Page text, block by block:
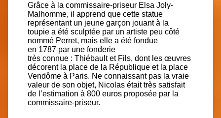
Grâce à la commissaire-priseur Elsa Joly-
Malhomme, il apprend que cette statue
représentant un jeune garçon jouant à la
toupie a été sculptée par un artiste peu côté
nommé Perret, mais elle a été fondue
en 1787 par une fonderie
très connue : Thiébault et Fils, dont les œuvres
décorent la place de la République et la place
Vendôme à Paris. Ne connaissant pas la vraie
valeur de son objet, Nicolas était très satisfait
de l’estimation à 800 euros proposée par la
commissaire-priseur.